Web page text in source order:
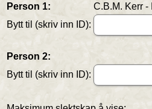
Person 1:
C.B.M. Kerr -
Bytt til (skriv inn ID):
Person 2:
Bytt til (skriv inn ID):